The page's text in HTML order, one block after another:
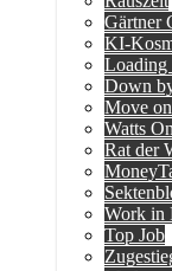
Gärtner
KI-
Down
Move
Watts On
Rat der
Work in
Top Job